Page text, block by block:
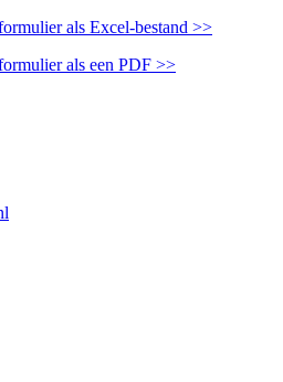
als Excel-bestand >>
als een PDF >>